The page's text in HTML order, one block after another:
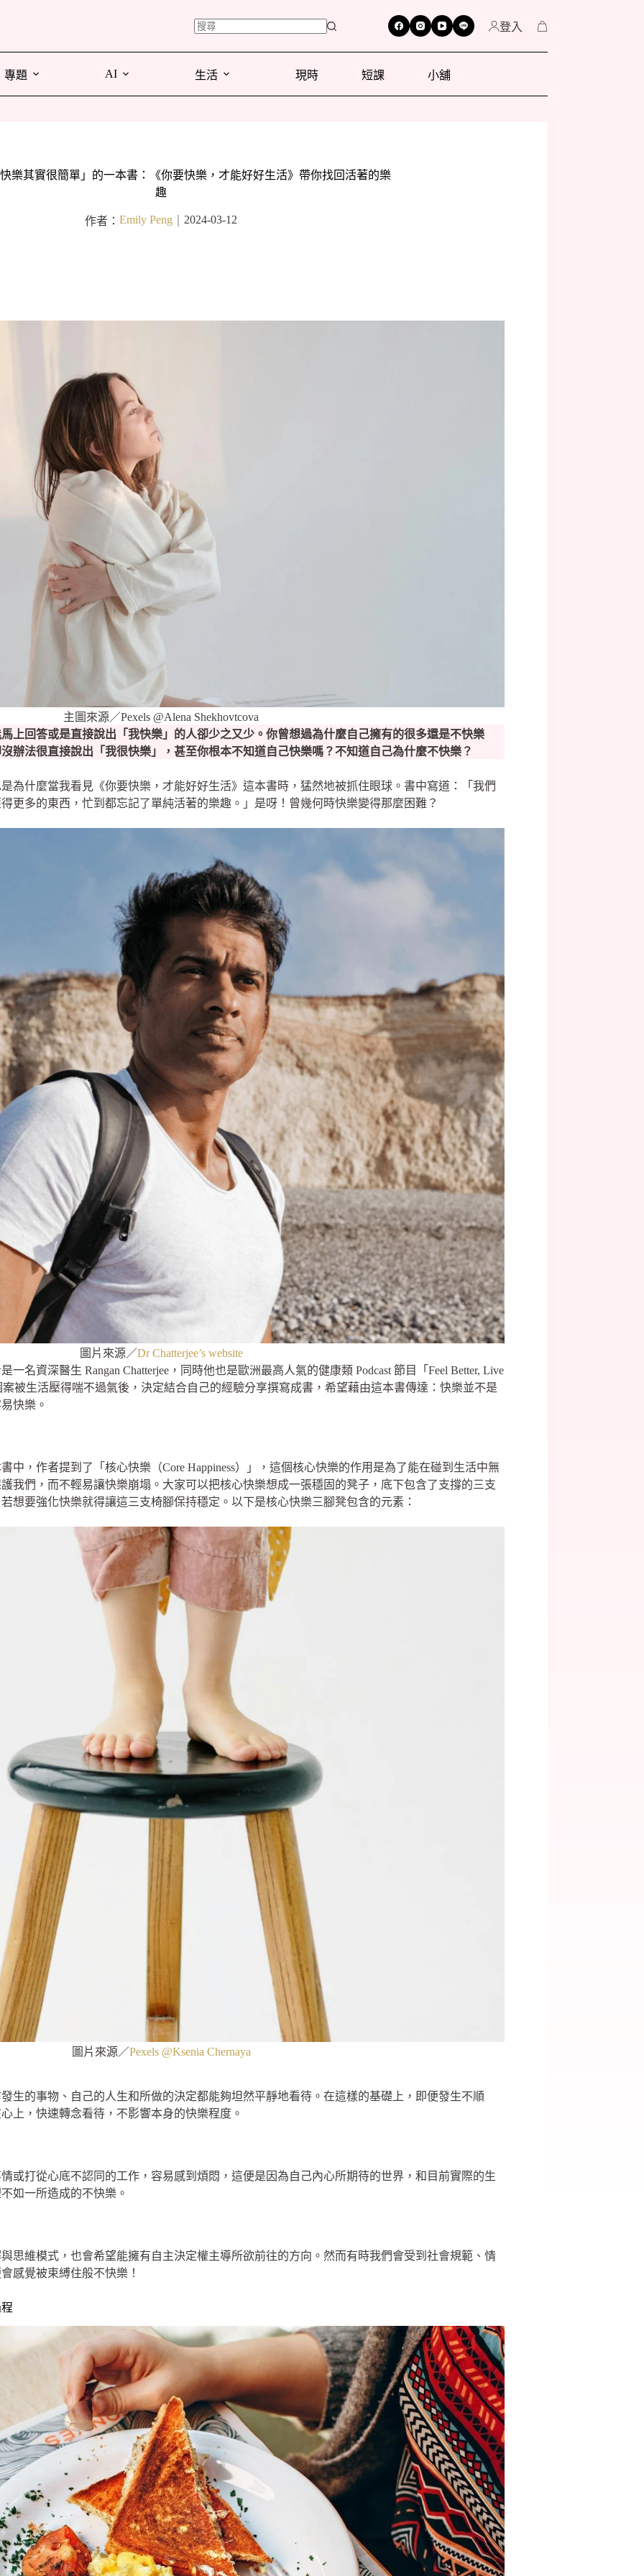
登入
專題 AI 生活 現時 短課 小舖
樂其實很簡單」的一本書：《你要快樂，才能好好生活》帶你找回活著的樂
趣
作者： Emily Peng 2024-03-12
主圖來源／Pexels @Alena Shekhovtcova
上回答或是直接說出「我快樂」的人卻少之又少。你曾想過為什麼自己擁有的很多還是不快樂
辦法很直接說出「我很快樂」，甚至你根本不知道自己快樂嗎？不知道自己為什麼不快樂？
為什麼當我看見《你要快樂，才能好好生活》這本書時，猛然地被抓住眼球。書中寫道：「我們
更多的東西，忙到都忘記了單純活著的樂趣。」是呀！曾幾何時快樂變得那麼困難？
圖片來源／Dr Chatterjee’s website
名資深醫生 Rangan Chatterjee，同時他也是歐洲最高人氣的健康類 Podcast 節目「Feel Better, Live
被生活壓得喘不過氣後，決定結合自己的經驗分享撰寫成書，希望藉由這本書傳達：快樂並不是
快樂。
中，作者提到了「核心快樂（Core Happiness）」，這個核心快樂的作用是為了能在碰到生活中無
我們，而不輕易讓快樂崩塌。大家可以把核心快樂想成一張穩固的凳子，底下包含了支撐的三支
想要強化快樂就得讓這三支椅腳保持穩定。以下是核心快樂三腳凳包含的元素：
圖片來源／Pexels @Ksenia Chernaya
生的事物、自己的人生和所做的決定都能夠坦然平靜地看待。在這樣的基礎上，即便發生不順
上，快速轉念看待，不影響本身的快樂程度。
或打從心底不認同的工作，容易感到煩悶，這便是因為自己內心所期待的世界，和目前實際的生
如一所造成的不快樂。
思維模式，也會希望能擁有自主決定權主導所欲前往的方向。然而有時我們會受到社會規範、情
感覺被束縛住般不快樂！